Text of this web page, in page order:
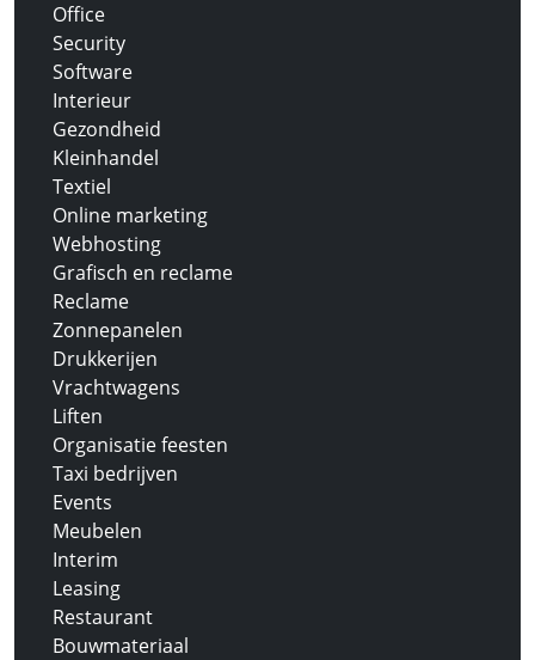
Office
Security
Software
Interieur
Gezondheid
Kleinhandel
Textiel
Online marketing
Webhosting
Grafisch en reclame
Reclame
Zonnepanelen
Drukkerijen
Vrachtwagens
Liften
Organisatie feesten
Taxi bedrijven
Events
Meubelen
Interim
Leasing
Restaurant
Bouwmateriaal